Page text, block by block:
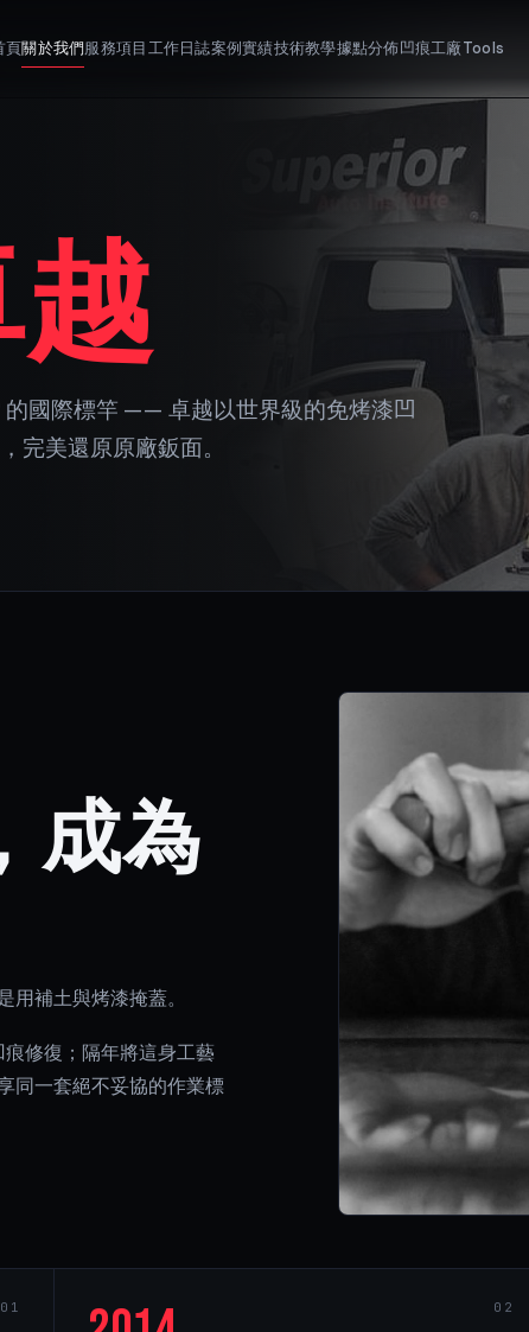
頁關於我們服務項目工作日誌案例實績技術教學據點分佈凹痕工廠Tools
國際標竿 —— 卓越以世界級的免烤漆凹
完美還原原廠鈑面。
成為
補土與烤漆掩蓋。
修復；隔年將這身工藝
同一套絕不妥協的作業標
01 02